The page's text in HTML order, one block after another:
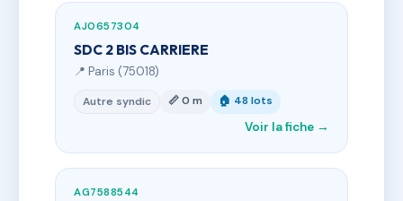
AJ0657304
SDC 2 BIS CARRIERE
📍 Paris (75018)
Autre syndic 📏 0 m 🏠 48 lots
Voir la fiche →
AG7588544